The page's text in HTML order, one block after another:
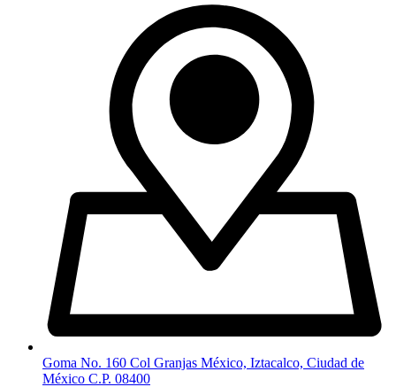
Goma No. 160 Col Granjas México, Iztacalco, Ciudad de
México C.P. 08400